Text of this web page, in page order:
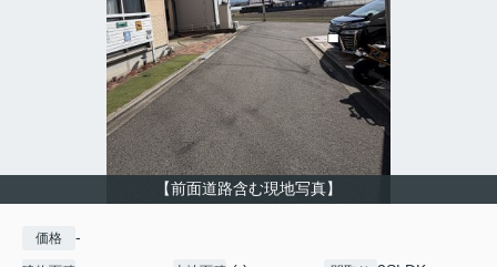
【前面道路含む現地写真】
価格 -